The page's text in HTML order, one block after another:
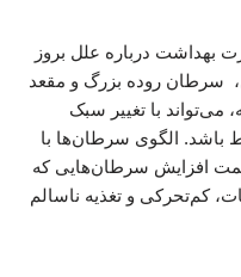
بهداشت درباره علل بروز
سرطان روده بزرگ و مقعد
می‌تواند با تغییر سبک
باشد. الگوی سرطان‌ها با
افزایش سرطان‌هایی که
کم‌تحرکی و تغذیه ناسالم